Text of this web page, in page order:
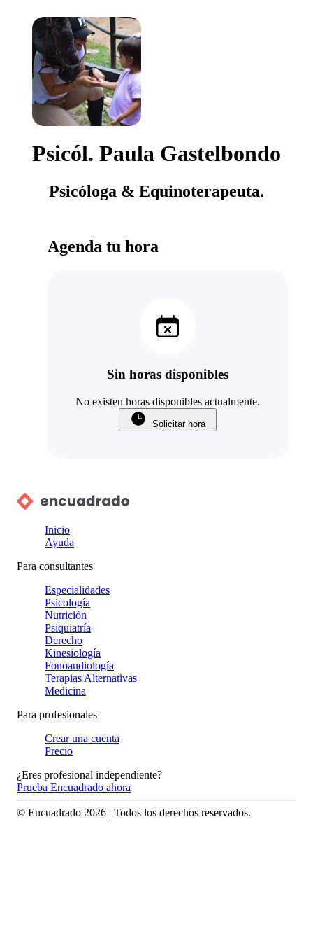
Psicól. Paula Gastelbondo
Psicóloga & Equinoterapeuta.
Agenda tu hora
Sin horas disponibles
No existen horas disponibles actualmente.
Solicitar hora
Inicio
Ayuda
Para consultantes
Especialidades
Psicología
Nutrición
Psiquiatría
Derecho
Kinesiología
Fonoaudiología
Terapias Alternativas
Medicina
Para profesionales
Crear una cuenta
Precio
¿Eres profesional independiente?
Prueba Encuadrado ahora
© Encuadrado 2026 | Todos los derechos reservados.